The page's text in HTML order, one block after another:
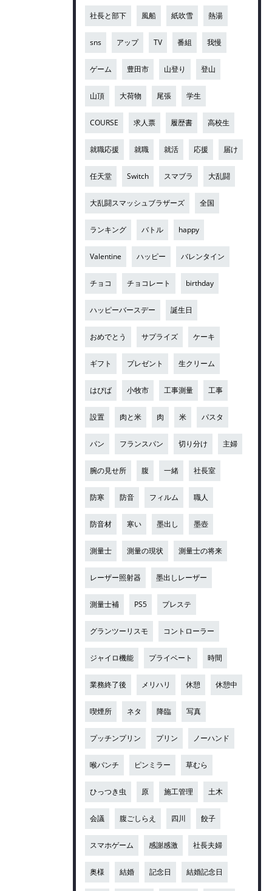
社長と部下 風船 紙吹雪 熱湯
sns アップ TV 番組 我慢
ゲーム 豊田市 山登り 登山
山頂 大荷物 尾張 学生
COURSE 求人票 履歴書 高校生
就職応援 就職 就活 応援 届け
任天堂 Switch スマブラ 大乱闘
大乱闘スマッシュブラザーズ 全国
ランキング バトル happy
Valentine ハッピー バレンタイン
チョコ チョコレート birthday
ハッピーバースデー 誕生日
おめでとう サプライズ ケーキ
ギフト プレゼント 生クリーム
はぴば 小牧市 工事測量 工事
設置 肉と米 肉 米 パスタ
パン フランスパン 切り分け 主婦
腕の見せ所 腹 一緒 社長室
防寒 防音 フィルム 職人
防音材 寒い 墨出し 墨壺
測量士 測量の現状 測量士の将来
レーザー照射器 墨出しレーザー
測量士補 PS5 プレステ
グランツーリスモ コントローラー
ジャイロ機能 プライベート 時間
業務終了後 メリハリ 休憩 休憩中
喫煙所 ネタ 降臨 写真
プッチンプリン プリン ノーハンド
喉パンチ ピンミラー 草むら
ひっつき虫 原 施工管理 土木
会議 腹ごしらえ 四川 餃子
スマホゲーム 感謝感激 社長夫婦
奥様 結婚 記念日 結婚記念日